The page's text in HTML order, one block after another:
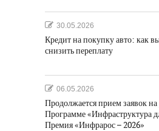
30.05.2026
Кредит на покупку авто: как
снизить переплату
06.05.2026
Продолжается прием заявок на
Программе «Инфраструктура
Премия «Инфрарос – 2026»